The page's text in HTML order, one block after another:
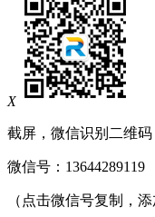
X
截屏，微信识别二维码
微信号： 13644289119
（点击微信号复制，添